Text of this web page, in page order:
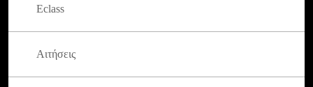
Eclass
Αιτήσεις